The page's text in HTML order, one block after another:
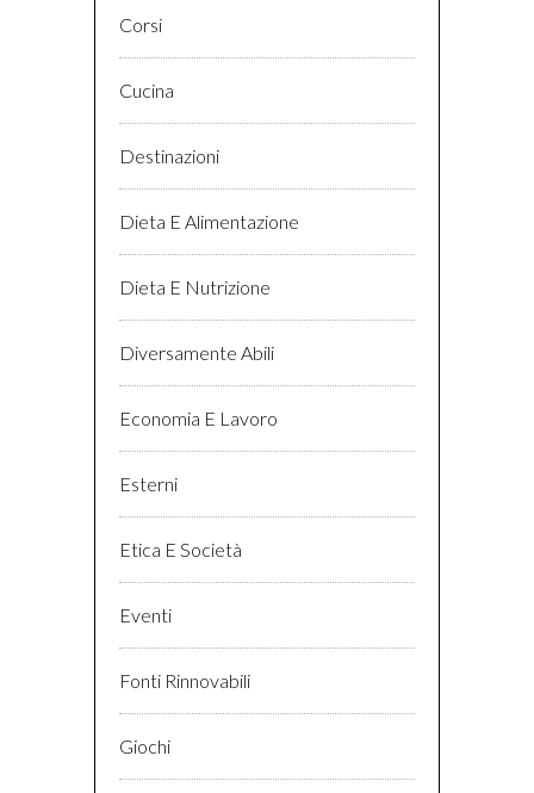
Corsi
Cucina
Destinazioni
Dieta E Alimentazione
Dieta E Nutrizione
Diversamente Abili
Economia E Lavoro
Esterni
Etica E Società
Eventi
Fonti Rinnovabili
Giochi